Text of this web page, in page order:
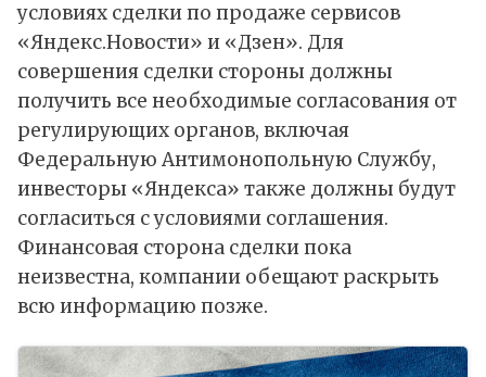
условиях сделки по продаже сервисов
«Яндекс.Новости» и «Дзен». Для
совершения сделки стороны должны
получить все необходимые согласования от
регулирующих органов, включая
Федеральную Антимонопольную Службу,
инвесторы «Яндекса» также должны будут
согласиться с условиями соглашения.
Финансовая сторона сделки пока
неизвестна, компании обещают раскрыть
всю информацию позже.